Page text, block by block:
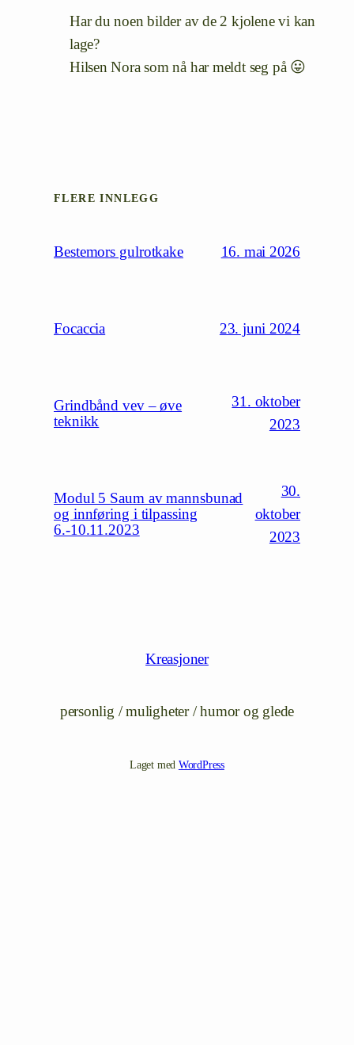
Har du noen bilder av de 2 kjolene vi kan
lage?
Hilsen Nora som nå har meldt seg på 😛
FLERE INNLEGG
Bestemors gulrotkake 16. mai 2026
Focaccia 23. juni 2024
Grindbånd vev – øve
teknikk
31. oktober
2023
Modul 5 Saum av mannsbunad
og innføring i tilpassing
6.-10.11.2023
30.
oktober
2023
Kreasjoner
personlig / muligheter / humor og glede
Laget med WordPress